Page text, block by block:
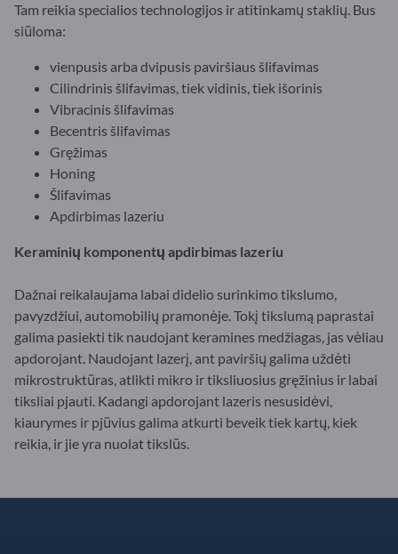
Tam reikia specialios technologijos ir atitinkamų staklių. Bus
siūloma:
vienpusis arba dvipusis paviršiaus šlifavimas
Cilindrinis šlifavimas, tiek vidinis, tiek išorinis
Vibracinis šlifavimas
Becentris šlifavimas
Gręžimas
Honing
Šlifavimas
Apdirbimas lazeriu
Keraminių komponentų apdirbimas lazeriu
Dažnai reikalaujama labai didelio surinkimo tikslumo,
pavyzdžiui, automobilių pramonėje. Tokį tikslumą paprastai
galima pasiekti tik naudojant keramines medžiagas, jas vėliau
apdorojant. Naudojant lazerį, ant paviršių galima uždėti
mikrostruktūras, atlikti mikro ir tiksliuosius gręžinius ir labai
tiksliai pjauti. Kadangi apdorojant lazeris nesusidėvi,
kiaurymes ir pjūvius galima atkurti beveik tiek kartų, kiek
reikia, ir jie yra nuolat tikslūs.